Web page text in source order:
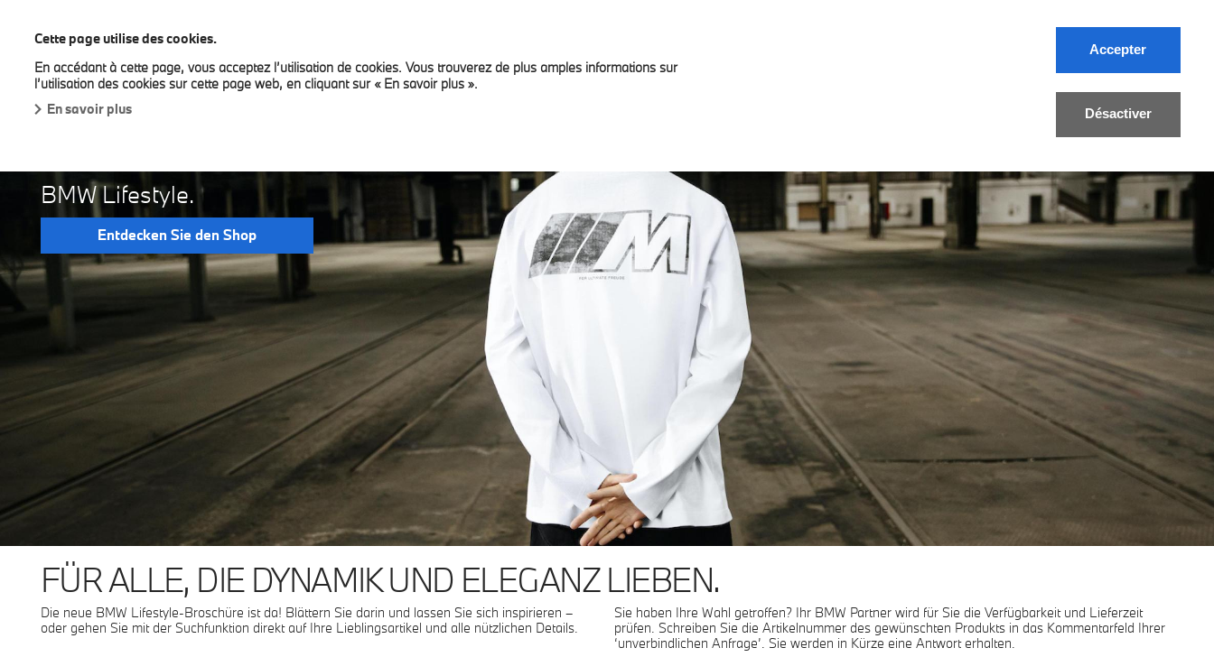
Cette page utilise des cookies.
En accédant à cette page, vous acceptez l’utilisation de cookies. Vous trouverez de plus amples informations sur
l’utilisation des cookies sur cette page web, en cliquant sur « En savoir plus ».
En savoir plus
Accepter
Désactiver
Neue Modelle Sofort verfügbare Neuwagen Dienste Private Lease News
BMW Bilia Luxembourg
BMW Lifestyle.
Entdecken Sie den Shop
FÜR ALLE, DIE DYNAMIK UND ELEGANZ LIEBEN.
Die neue BMW Lifestyle-Broschüre ist da! Blättern Sie darin und lassen Sie sich inspirieren –
oder gehen Sie mit der Suchfunktion direkt auf Ihre Lieblingsartikel und alle nützlichen Details.
Sie haben Ihre Wahl getroffen? Ihr BMW Partner wird für Sie die Verfügbarkeit und Lieferzeit
prüfen. Schreiben Sie die Artikelnummer des gewünschten Produkts in das Kommentarfeld Ihrer
‘unverbindlichen Anfrage’. Sie werden in Kürze eine Antwort erhalten.